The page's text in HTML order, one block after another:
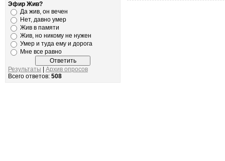
Эфир Жив?
Да жив, он вечен
Нет, давно умер
Жив в памяти
Жив, но никому не нужен
Умер и туда ему и дорога
Мне все равно
Результаты
Архив опросов
Всего ответов: 508